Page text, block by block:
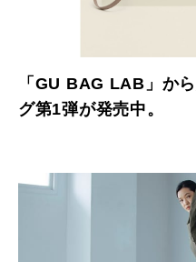
「GU BAG LAB」か
グ第1弾が発売中。